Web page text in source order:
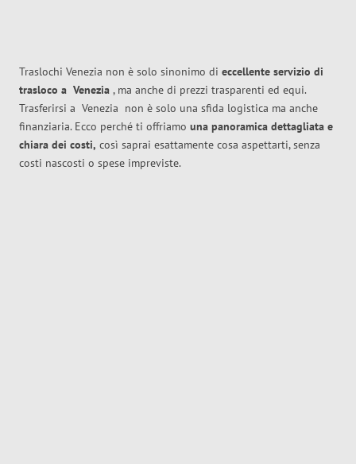
Traslochi Venezia non è solo sinonimo di eccellente servizio di
trasloco a Venezia , ma anche di prezzi trasparenti ed equi.
Trasferirsi a Venezia non è solo una sfida logistica ma anche
finanziaria. Ecco perché ti offriamo una panoramica dettagliata e
chiara dei costi, così saprai esattamente cosa aspettarti, senza
costi nascosti o spese impreviste.